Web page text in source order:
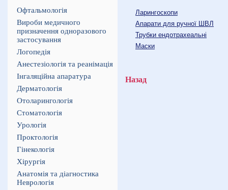
Офтальмологія
Вироби медичного
призначення одноразового
застосування
Логопедія
Анестезіологія та реанімація
Інгаляційна апаратура
Дерматологія
Отоларингологія
Стоматологія
Урологія
Проктологія
Гінекологія
Хірургія
Анатомія та діагностика
Неврологія
Ларингоскопи
Апарати для ручної ШВЛ
Трубки ендотрахеальні
Маски
Назад